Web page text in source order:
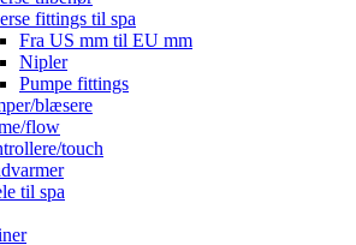
fittings til spa
Fra US mm til EU mm
Nipler
Pumpe fittings
blæsere
flow
touch
til spa